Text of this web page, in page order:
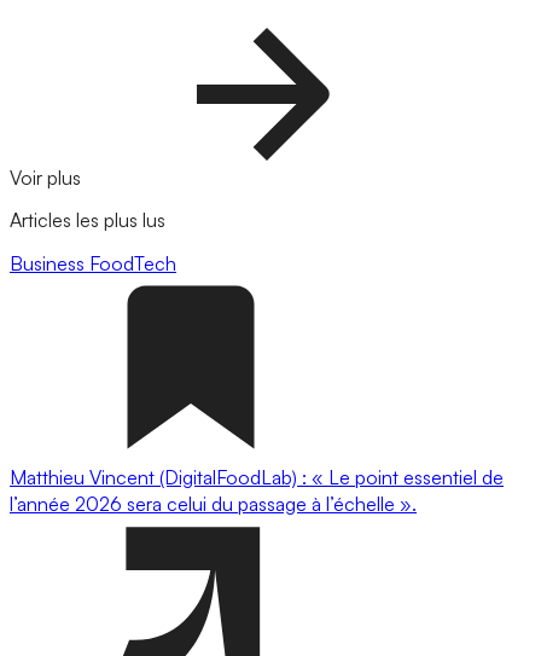
Voir plus
Articles les plus lus
Business FoodTech
Matthieu Vincent (DigitalFoodLab) : « Le point essentiel de
l’année 2026 sera celui du passage à l’échelle ».